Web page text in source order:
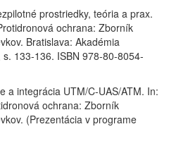
prostriedky, teória a prax.
ochrana: Zborník
Bratislava: Akadémia
133-136. ISBN 978-80-8054-
a integrácia UTM/C-UAS/ATM. In:
ochrana: Zborník
(Prezentácia v programe